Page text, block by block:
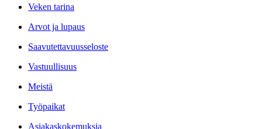
Veken tarina
Arvot ja lupaus
Saavutettavuusseloste
Vastuullisuus
Meistä
Työpaikat
Asiakaskokemuksia